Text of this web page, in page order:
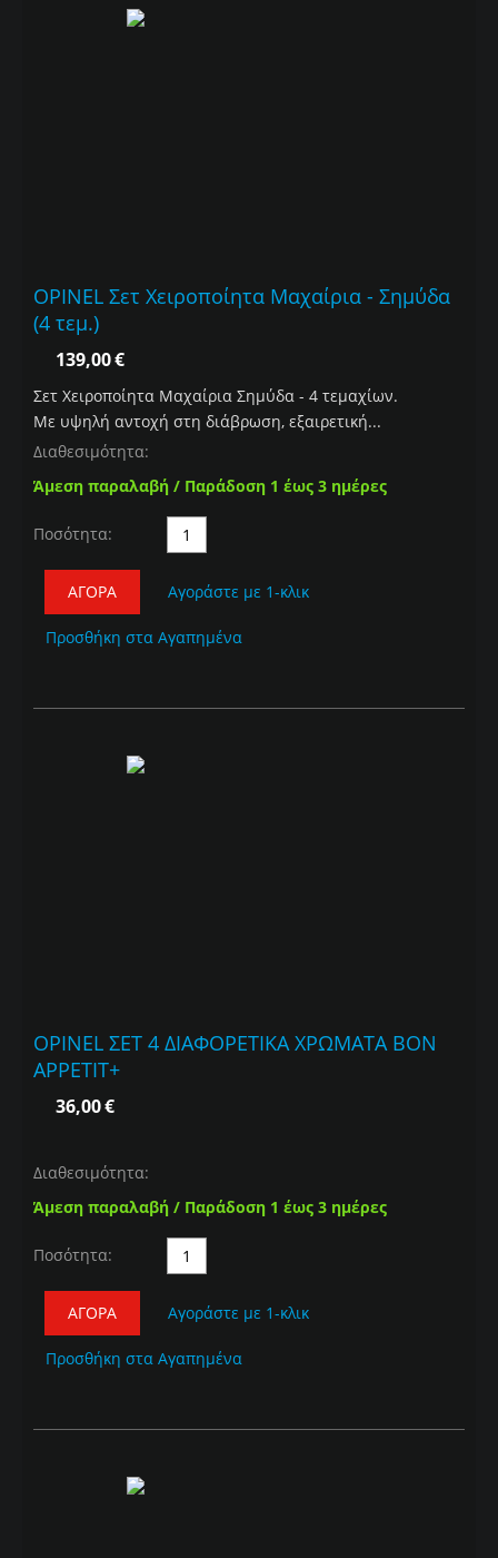
OPINEL Σετ Χειροποίητα Μαχαίρια - Σημύδα
(4 τεμ.)
139,00€
Σετ Χειροποίητα Μαχαίρια Σημύδα - 4 τεμαχίων.
Με υψηλή αντοχή στη διάβρωση, εξαιρετική...
Διαθεσιμότητα:
Άμεση παραλαβή / Παράδοση 1 έως 3 ημέρες
Ποσότητα:
ΑΓΟΡΆ Αγοράστε με 1-κλικ
Προσθήκη στα Αγαπημένα
OPINEL ΣΕΤ 4 ΔΙΑΦΟΡΕΤΙΚΑ ΧΡΩΜΑΤΑ BON
APPETIT+
36,00€
Διαθεσιμότητα:
Άμεση παραλαβή / Παράδοση 1 έως 3 ημέρες
Ποσότητα:
ΑΓΟΡΆ Αγοράστε με 1-κλικ
Προσθήκη στα Αγαπημένα